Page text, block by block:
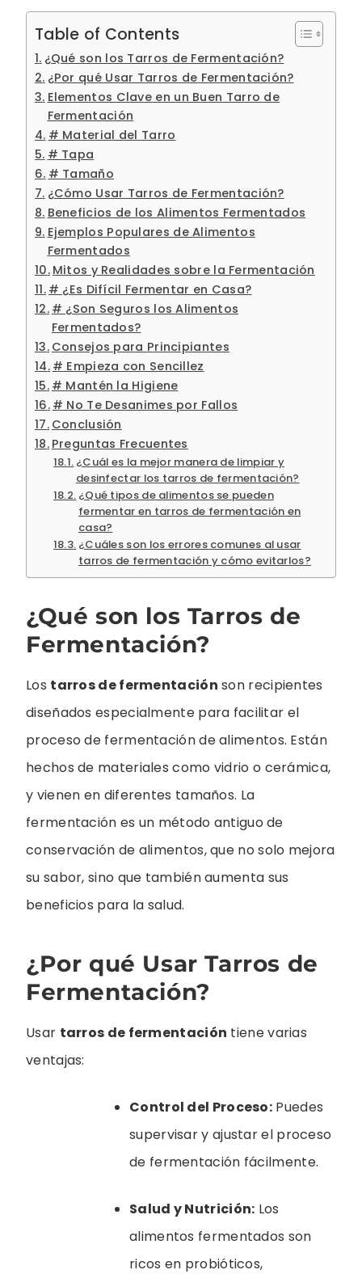
Table of Contents
¿Qué son los Tarros de Fermentación?
¿Por qué Usar Tarros de Fermentación?
Elementos Clave en un Buen Tarro de
Fermentación
# Material del Tarro
# Tapa
# Tamaño
¿Cómo Usar Tarros de Fermentación?
Beneficios de los Alimentos Fermentados
Ejemplos Populares de Alimentos
Fermentados
Mitos y Realidades sobre la Fermentación
# ¿Es Difícil Fermentar en Casa?
# ¿Son Seguros los Alimentos
Fermentados?
Consejos para Principiantes
# Empieza con Sencillez
# Mantén la Higiene
# No Te Desanimes por Fallos
Conclusión
Preguntas Frecuentes
¿Cuál es la mejor manera de limpiar y
desinfectar los tarros de fermentación?
¿Qué tipos de alimentos se pueden
fermentar en tarros de fermentación en
casa?
¿Cuáles son los errores comunes al usar
tarros de fermentación y cómo evitarlos?
¿Qué son los Tarros de
Fermentación?
Los tarros de fermentación son recipientes
diseñados especialmente para facilitar el
proceso de fermentación de alimentos. Están
hechos de materiales como vidrio o cerámica,
y vienen en diferentes tamaños. La
fermentación es un método antiguo de
conservación de alimentos, que no solo mejora
su sabor, sino que también aumenta sus
beneficios para la salud.
¿Por qué Usar Tarros de
Fermentación?
Usar tarros de fermentación tiene varias
ventajas:
Control del Proceso: Puedes
supervisar y ajustar el proceso
de fermentación fácilmente.
Salud y Nutrición: Los
alimentos fermentados son
ricos en probióticos,